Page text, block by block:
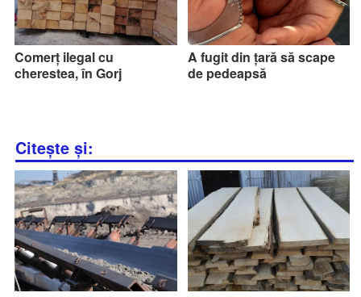
Comerț ilegal cu
cherestea, în Gorj
A fugit din țară să scape
de pedeapsă
Citește și: